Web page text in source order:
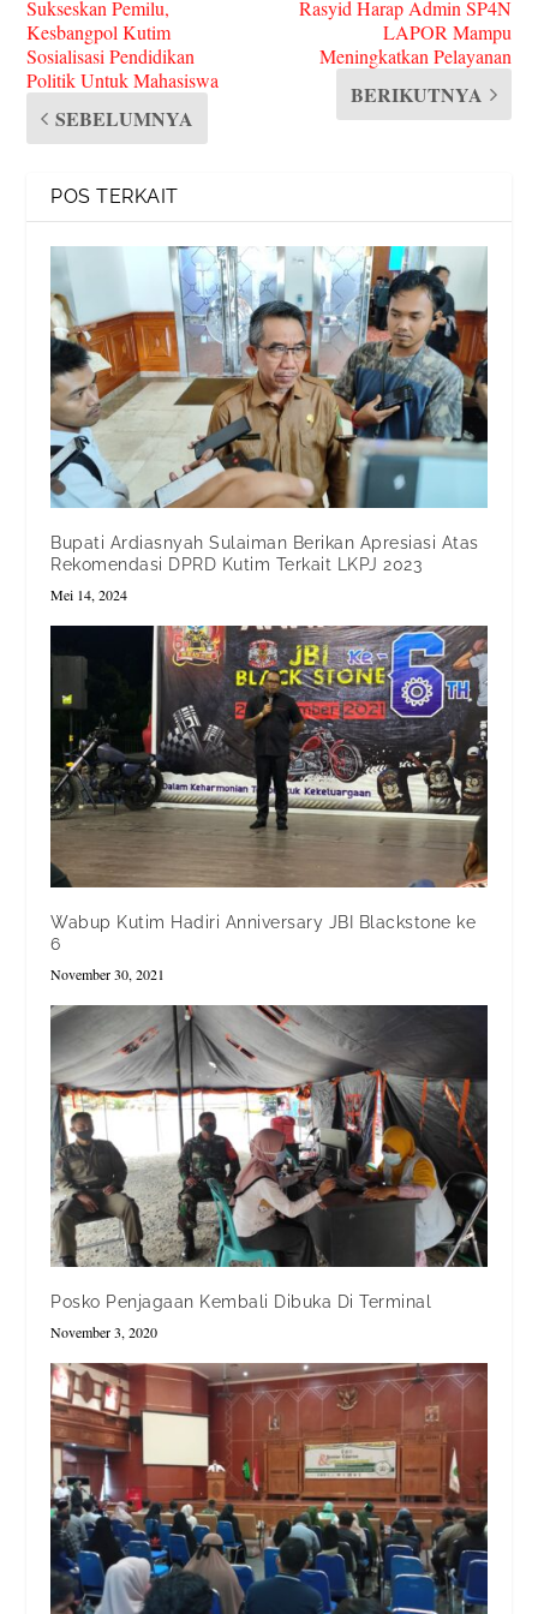
Sukseskan Pemilu,
Kesbangpol Kutim
Sosialisasi Pendidikan
Politik Untuk Mahasiswa
SEBELUMNYA
Rasyid Harap Admin SP4N
LAPOR Mampu
Meningkatkan Pelayanan
BERIKUTNYA
POS TERKAIT
Bupati Ardiasnyah Sulaiman Berikan Apresiasi Atas
Rekomendasi DPRD Kutim Terkait LKPJ 2023
Mei 14, 2024
Wabup Kutim Hadiri Anniversary JBI Blackstone ke
6
November 30, 2021
Posko Penjagaan Kembali Dibuka Di Terminal
November 3, 2020